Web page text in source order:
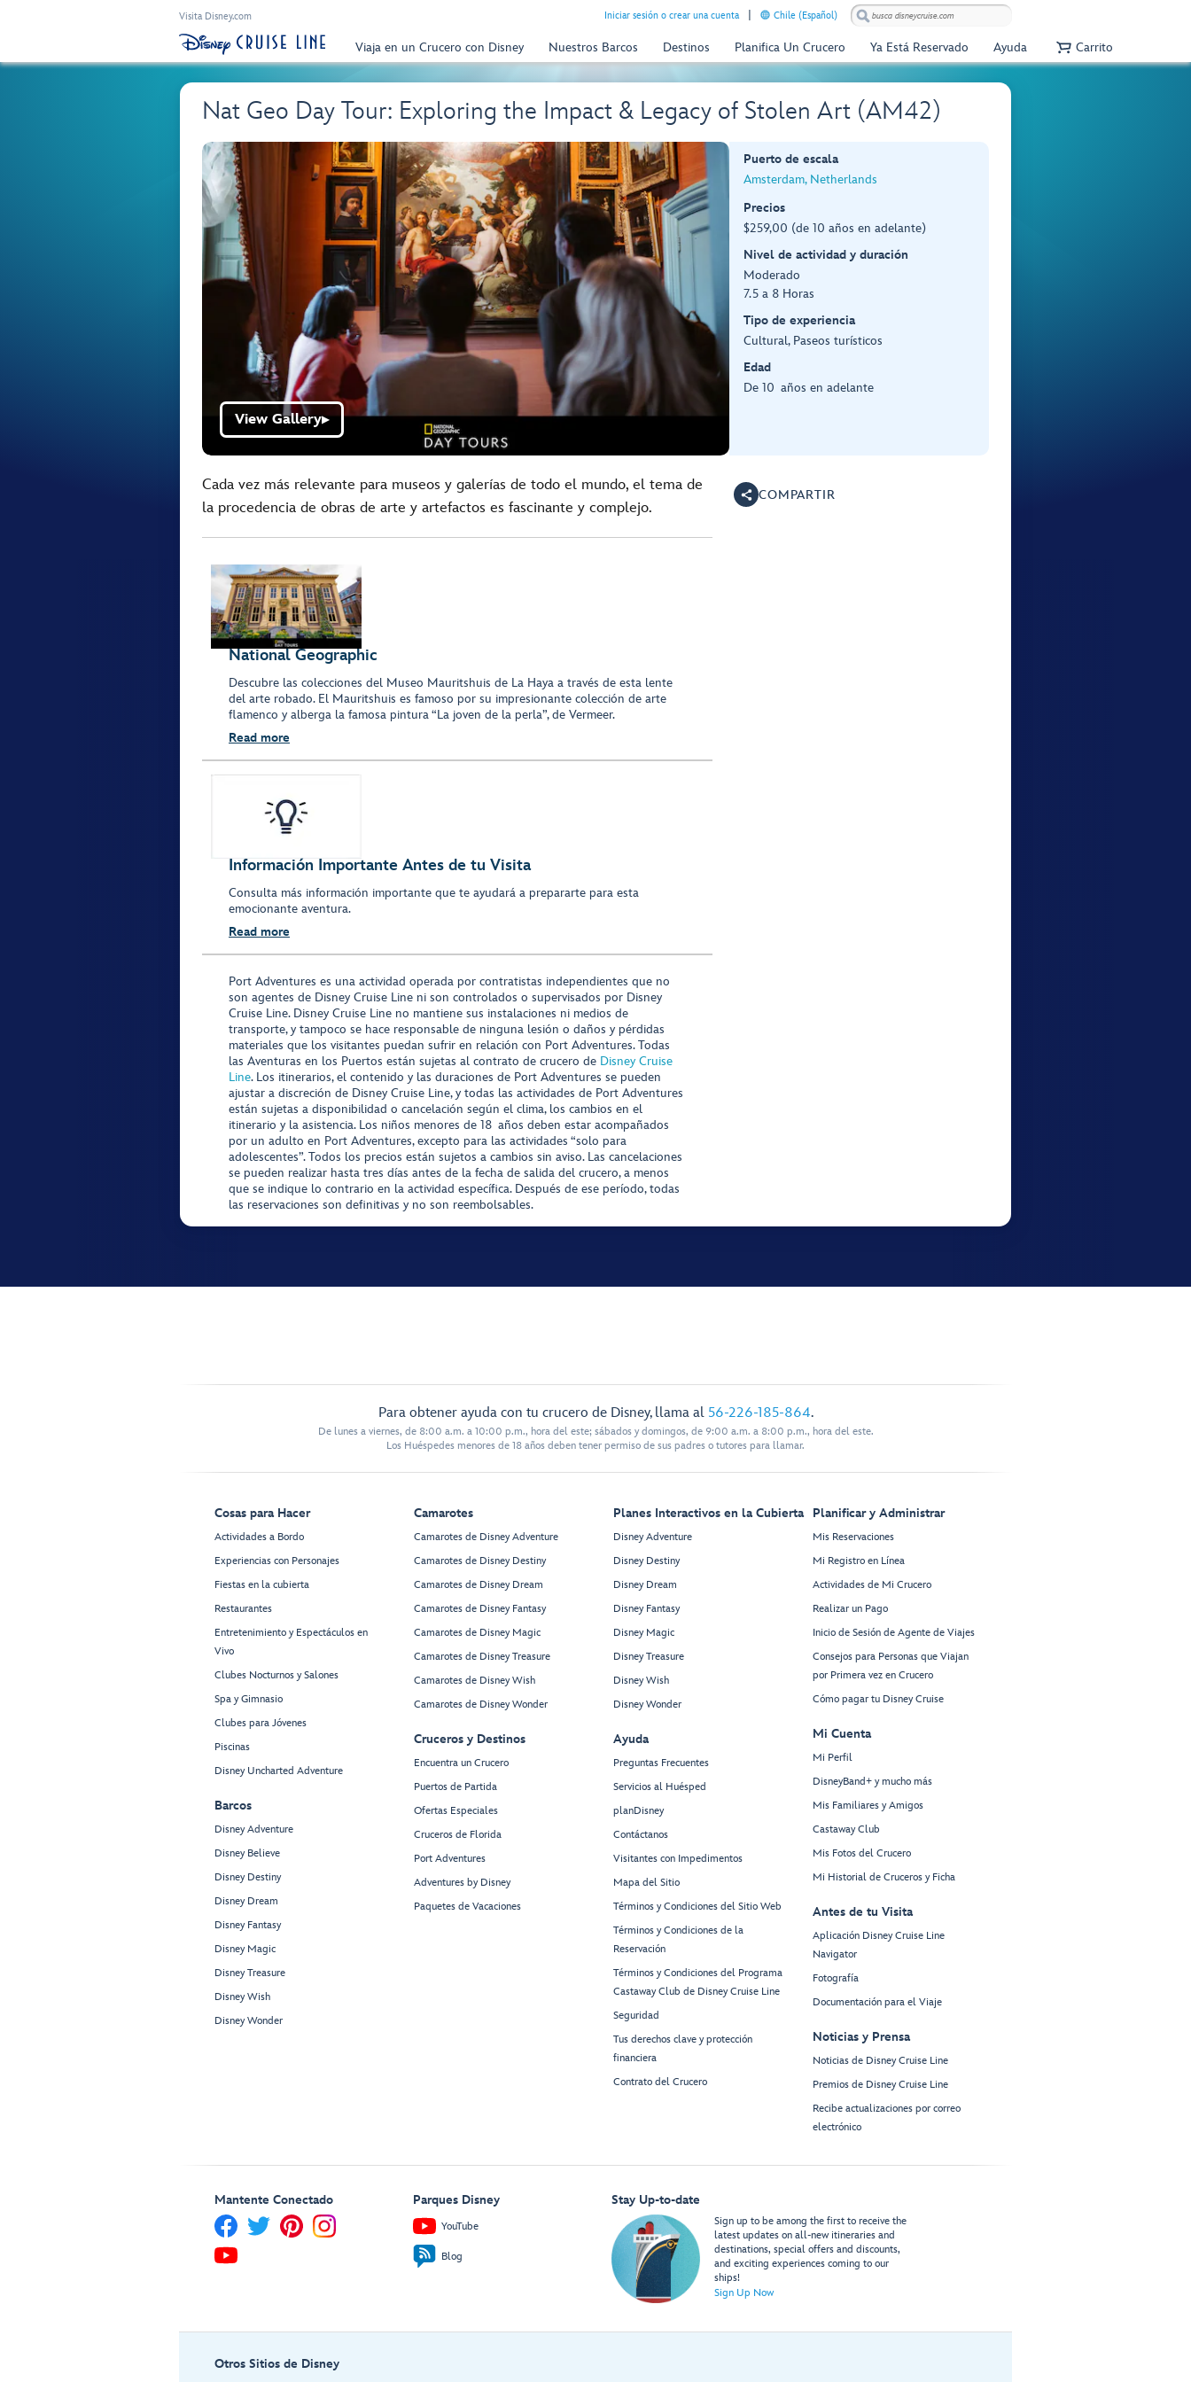
Visita Disney.com Iniciar sesión o crear una cuenta Chile (Español)
Viaja en un Crucero con Disney Nuestros Barcos Destinos Planifica Un Crucero Ya Está Reservado Ayuda Carrito
Nat Geo Day Tour: Exploring the Impact & Legacy of Stolen Art (AM42)
View Gallery▶
Puerto de escala
Amsterdam, Netherlands
Precios
$259,00 (de 10 años en adelante)
Nivel de actividad y duración
Moderado
7.5 a 8 Horas
Tipo de experiencia
Cultural, Paseos turísticos
Edad
De 10 años en adelante
Cada vez más relevante para museos y galerías de todo el mundo, el tema de
la procedencia de obras de arte y artefactos es fascinante y complejo.
National Geographic
Descubre las colecciones del Museo Mauritshuis de La Haya a través de esta lente
del arte robado. El Mauritshuis es famoso por su impresionante colección de arte
flamenco y alberga la famosa pintura “La joven de la perla”, de Vermeer.
Read more
Información Importante Antes de tu Visita
Consulta más información importante que te ayudará a prepararte para esta
emocionante aventura.
Read more
Port Adventures es una actividad operada por contratistas independientes que no
son agentes de Disney Cruise Line ni son controlados o supervisados por Disney
Cruise Line. Disney Cruise Line no mantiene sus instalaciones ni medios de
transporte, y tampoco se hace responsable de ninguna lesión o daños y pérdidas
materiales que los visitantes puedan sufrir en relación con Port Adventures. Todas
las Aventuras en los Puertos están sujetas al contrato de crucero de Disney Cruise
Line. Los itinerarios, el contenido y las duraciones de Port Adventures se pueden
ajustar a discreción de Disney Cruise Line, y todas las actividades de Port Adventures
están sujetas a disponibilidad o cancelación según el clima, los cambios en el
itinerario y la asistencia. Los niños menores de 18 años deben estar acompañados
por un adulto en Port Adventures, excepto para las actividades “solo para
adolescentes”. Todos los precios están sujetos a cambios sin aviso. Las cancelaciones
se pueden realizar hasta tres días antes de la fecha de salida del crucero, a menos
que se indique lo contrario en la actividad específica. Después de ese período, todas
las reservaciones son definitivas y no son reembolsables.
COMPARTIR
Para obtener ayuda con tu crucero de Disney, llama al 56-226-185-864.
De lunes a viernes, de 8:00 a.m. a 10:00 p.m., hora del este; sábados y domingos, de 9:00 a.m. a 8:00 p.m., hora del este.
Los Huéspedes menores de 18 años deben tener permiso de sus padres o tutores para llamar.
Cosas para Hacer
Actividades a Bordo
Experiencias con Personajes
Fiestas en la cubierta
Restaurantes
Entretenimiento y Espectáculos en
Vivo
Clubes Nocturnos y Salones
Spa y Gimnasio
Clubes para Jóvenes
Piscinas
Disney Uncharted Adventure
Barcos
Disney Adventure
Disney Believe
Disney Destiny
Disney Dream
Disney Fantasy
Disney Magic
Disney Treasure
Disney Wish
Disney Wonder
Camarotes
Camarotes de Disney Adventure
Camarotes de Disney Destiny
Camarotes de Disney Dream
Camarotes de Disney Fantasy
Camarotes de Disney Magic
Camarotes de Disney Treasure
Camarotes de Disney Wish
Camarotes de Disney Wonder
Cruceros y Destinos
Encuentra un Crucero
Puertos de Partida
Ofertas Especiales
Cruceros de Florida
Port Adventures
Adventures by Disney
Paquetes de Vacaciones
Planes Interactivos en la Cubierta
Disney Adventure
Disney Destiny
Disney Dream
Disney Fantasy
Disney Magic
Disney Treasure
Disney Wish
Disney Wonder
Ayuda
Preguntas Frecuentes
Servicios al Huésped
planDisney
Contáctanos
Visitantes con Impedimentos
Mapa del Sitio
Términos y Condiciones del Sitio Web
Términos y Condiciones de la
Reservación
Términos y Condiciones del Programa
Castaway Club de Disney Cruise Line
Seguridad
Tus derechos clave y protección
financiera
Contrato del Crucero
Planificar y Administrar
Mis Reservaciones
Mi Registro en Línea
Actividades de Mi Crucero
Realizar un Pago
Inicio de Sesión de Agente de Viajes
Consejos para Personas que Viajan
por Primera vez en Crucero
Cómo pagar tu Disney Cruise
Mi Cuenta
Mi Perfil
DisneyBand+ y mucho más
Mis Familiares y Amigos
Castaway Club
Mis Fotos del Crucero
Mi Historial de Cruceros y Ficha
Antes de tu Visita
Aplicación Disney Cruise Line
Navigator
Fotografía
Documentación para el Viaje
Noticias y Prensa
Noticias de Disney Cruise Line
Premios de Disney Cruise Line
Recibe actualizaciones por correo
electrónico
Mantente Conectado Parques Disney
YouTube
Blog
Stay Up-to-date
Sign up to be among the first to receive the
latest updates on all-new itineraries and
destinations, special offers and discounts,
and exciting experiences coming to our
ships!
Sign Up Now
Otros Sitios de Disney